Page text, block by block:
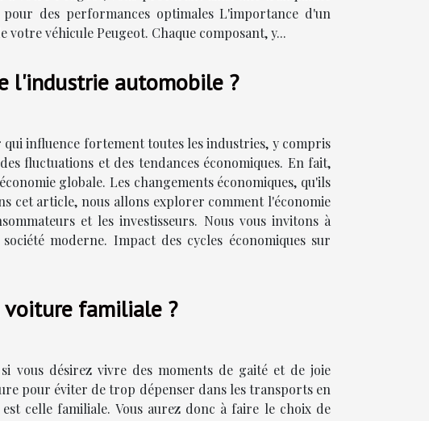
des performances optimales L'importance d'un
véhicule Peugeot. Chaque composant, y...
l'industrie automobile ?
influence fortement toutes les industries, y compris
fluctuations et des tendances économiques. En fait,
globale. Les changements économiques, qu'ils
cet article, nous allons explorer comment l'économie
et les investisseurs. Nous vous invitons à
moderne. Impact des cycles économiques sur
voiture familiale ?
vous désirez vivre des moments de gaité et de joie
pour éviter de trop dépenser dans les transports en
celle familiale. Vous aurez donc à faire le choix de